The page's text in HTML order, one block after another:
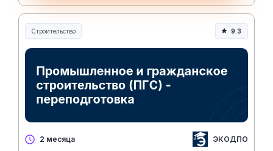
Строительство
Строительство и инженерия
9.3
2 месяца ЭКОДПО